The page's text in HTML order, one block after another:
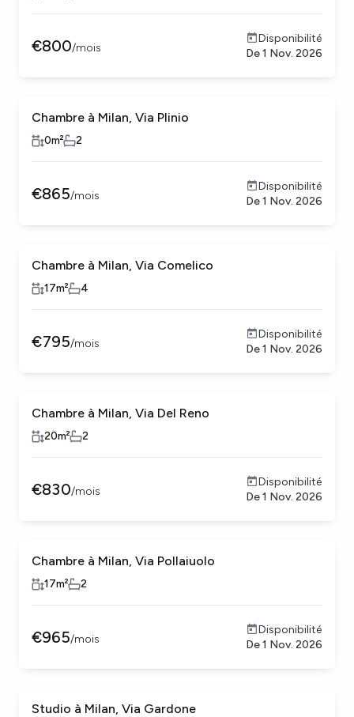
€800/mois
Disponibilité
De1 Nov. 2026
Chambre à Milan, Via Plinio
0m² 2
€865/mois
Disponibilité
De1 Nov. 2026
Chambre à Milan, Via Comelico
17m² 4
€795/mois
Disponibilité
De1 Nov. 2026
Chambre à Milan, Via Del Reno
20m² 2
€830/mois
Disponibilité
De1 Nov. 2026
Chambre à Milan, Via Pollaiuolo
17m² 2
€965/mois
Disponibilité
De1 Nov. 2026
Studio à Milan, Via Gardone